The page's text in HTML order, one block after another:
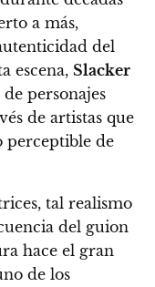
a más,
del
escena, Slacker
personajes
de artistas que
perceptible de
tal realismo
del guion
hace el gran
de los